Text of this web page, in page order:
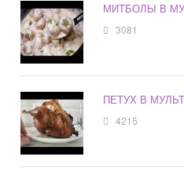
МИТБОЛЫ В
3081
ПЕТУХ В
4215